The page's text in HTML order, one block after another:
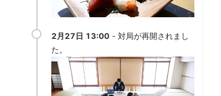
2月27日 13:00 - 対局が再開されまし
た。